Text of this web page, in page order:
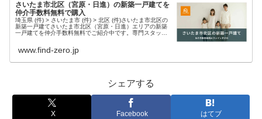
さいたま市北区（宮原・日進）の新築一戸建てを
仲介手数料無料で購入
埼玉県 (件) > さいたま市 (件) > 北区 (件)さいたま市北区の
新築一戸建てさいたま市北区（宮原・日進）エリアの新築
一戸建てを仲介手数料無料でご紹介中です。専門スタッフ
現在、さいた...
www.find-zero.jp
シェアする
X Facebook はてブ